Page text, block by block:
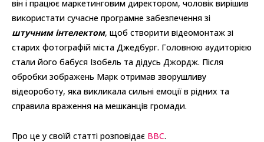
він і працює маркетинговим директором, чоловік вирішив
використати сучасне програмне забезпечення зі
штучним інтелектом, щоб створити відеомонтаж зі
старих фотографій міста Джедбург. Головною аудиторією
стали його бабуся Ізобель та дідусь Джордж. Після
обробки зображень Марк отримав зворушливу
відеороботу, яка викликала сильні емоції в рідних та
справила враження на мешканців громади.
Про це у своїй статті розповідає BBC.